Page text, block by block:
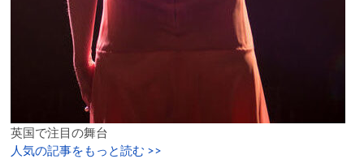
英国で注目の舞台
人気の記事をもっと読む >>